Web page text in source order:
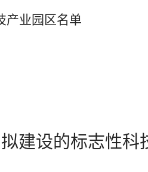
产业园区名单
拟建设的标志性科